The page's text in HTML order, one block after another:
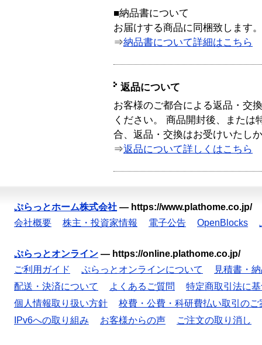
■納品書について
お届けする商品に同梱致します。
⇒納品書について詳細はこちら
返品について
お客様のご都合による返品・交
ください。 商品開封後、または
合、返品・交換はお受けいたし
⇒返品について詳しくはこちら
ぷらっとホーム株式会社 — https://www.plathome.co.jp/
会社概要
株主・投資家情報 電子公告 OpenBlocks
ぷらっとオンライン — https://online.plathome.co.jp/
ご利用ガイド
ぷらっとオンラインについて
見積書・
配送・決済について
よくあるご質問
特定商取引法に
個人情報取り扱い方針
校費・公費・科研費払い取引のご
IPv6への取り組み
お客様からの声 ご注文の取り消し